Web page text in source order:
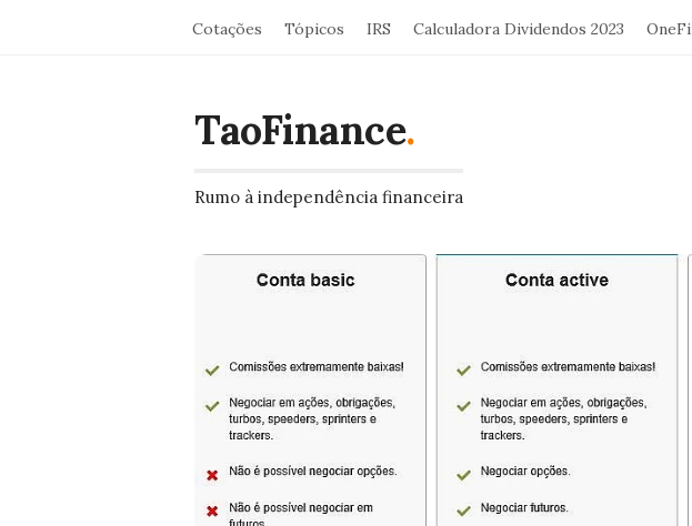
Cotações Tópicos IRS Calculadora Dividendos 2023
TaoFinance.
Rumo à independência financeira